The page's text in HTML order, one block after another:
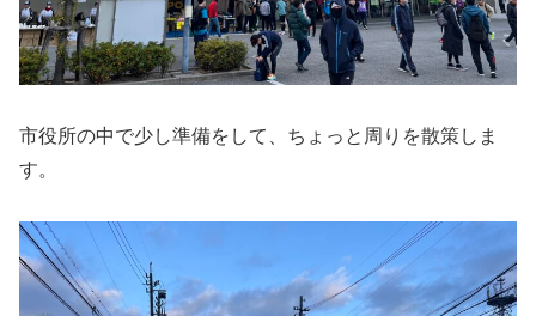
市役所の中で少し準備をして、ちょっと周りを散策しま
す。